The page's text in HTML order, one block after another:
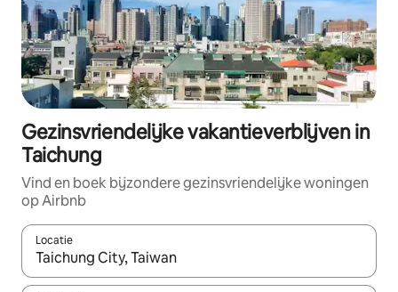
Gezinsvriendelijke vakantieverblijven in
Taichung
Vind en boek bijzondere gezinsvriendelijke woningen
op Airbnb
Locatie
Wanneer er resultaten beschikbaar zijn, maak je een keuze